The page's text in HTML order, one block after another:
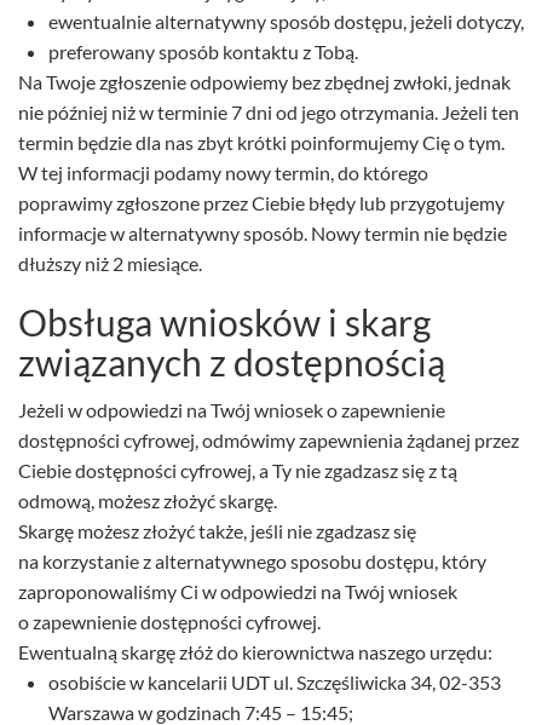
ewentualnie alternatywny sposób dostępu, jeżeli dotyczy,
preferowany sposób kontaktu z Tobą.
Na Twoje zgłoszenie odpowiemy bez zbędnej zwłoki, jednak
nie później niż w terminie 7 dni od jego otrzymania. Jeżeli ten
termin będzie dla nas zbyt krótki poinformujemy Cię o tym.
W tej informacji podamy nowy termin, do którego
poprawimy zgłoszone przez Ciebie błędy lub przygotujemy
informacje w alternatywny sposób. Nowy termin nie będzie
dłuższy niż 2 miesiące.
Obsługa wniosków i skarg
związanych z dostępnością
Jeżeli w odpowiedzi na Twój wniosek o zapewnienie
dostępności cyfrowej, odmówimy zapewnienia żądanej przez
Ciebie dostępności cyfrowej, a Ty nie zgadzasz się z tą
odmową, możesz złożyć skargę.
Skargę możesz złożyć także, jeśli nie zgadzasz się
na korzystanie z alternatywnego sposobu dostępu, który
zaproponowaliśmy Ci w odpowiedzi na Twój wniosek
o zapewnienie dostępności cyfrowej.
Ewentualną skargę złóż do kierownictwa naszego urzędu:
osobiście w kancelarii UDT ul. Szczęśliwicka 34, 02-353
Warszawa w godzinach 7:45 – 15:45;